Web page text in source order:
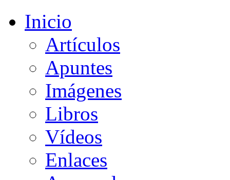
Inicio
Artículos
Apuntes
Imágenes
Libros
Vídeos
Enlaces